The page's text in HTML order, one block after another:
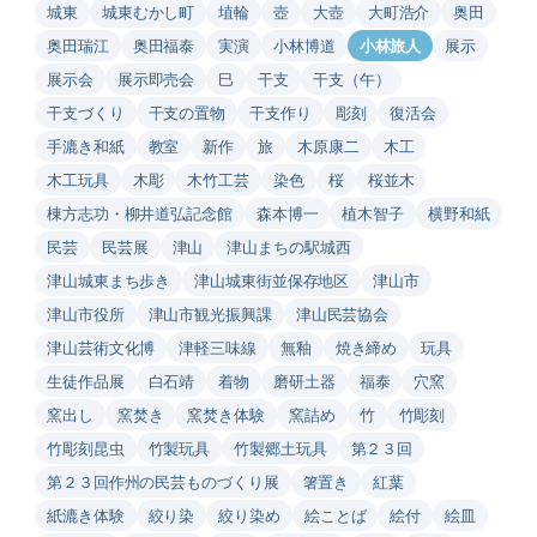
城東 城東むかし町 埴輪 壺 大壺 大町浩介
奥田
奥田瑞江
奥田福泰 実演 小林博道 小林旅人
展示
展示会
展示即売会 巳 干支
干支（午）
干支づくり
干支の置物 干支作り 彫刻
復活会
手漉き和紙
教室 新作 旅 木原康二
木工
木工玩具
木彫 木竹工芸 染色 桜
桜並木
棟方志功・柳井道弘記念館
森本博一 植木智子
横野和紙
民芸
民芸展 津山
津山まちの駅城西
津山城東まち歩き
津山城東街並保存地区
津山市
津山市役所
津山市観光振興課
津山民芸協会
津山芸術文化博
津軽三味線 無釉 焼き締め
玩具
生徒作品展
白石靖 着物 磨研土器 福泰
穴窯
窯出し
窯焚き 窯焚き体験 窯詰め 竹
竹彫刻
竹彫刻昆虫
竹製玩具 竹製郷土玩具
第２３回
第２３回作州の民芸ものづくり展
箸置き
紅葉
紙漉き体験
絞り染 絞り染め 絵ことば 絵付
絵皿